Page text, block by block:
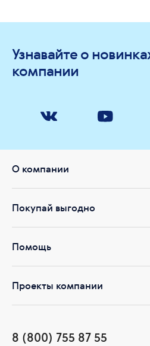
Узнавайте о
компании
О компании
Покупай выгодно
Помощь
Проекты компании
8 (800) 755 87 55